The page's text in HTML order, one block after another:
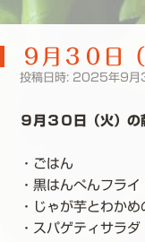
９月３０日
投稿日時: 2025年9月
９月３０日（火）の
・ごはん
・黒はんぺんフライ
・じゃが芋とわか
・スパゲティサラダ